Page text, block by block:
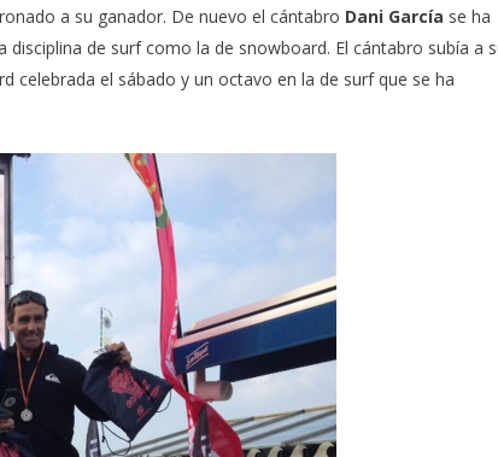
a su ganador. De nuevo el cántabro Dani García se ha
de surf como la de snowboard. El cántabro subía a
celebrada el sábado y un octavo en la de surf que se ha